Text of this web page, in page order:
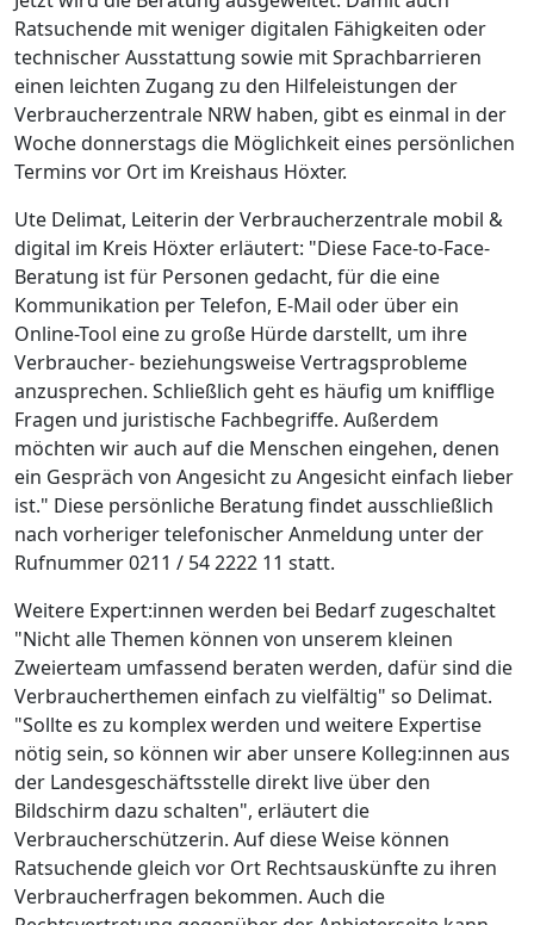
Ratsuchende mit weniger digitalen Fähigkeiten oder
technischer Ausstattung sowie mit Sprachbarrieren
einen leichten Zugang zu den Hilfeleistungen der
Verbraucherzentrale NRW haben, gibt es einmal in der
Woche donnerstags die Möglichkeit eines persönlichen
Termins vor Ort im Kreishaus Höxter.
Ute Delimat, Leiterin der Verbraucherzentrale mobil &
digital im Kreis Höxter erläutert: "Diese Face-to-Face-
Beratung ist für Personen gedacht, für die eine
Kommunikation per Telefon, E-Mail oder über ein
Online-Tool eine zu große Hürde darstellt, um ihre
Verbraucher- beziehungsweise Vertragsprobleme
anzusprechen. Schließlich geht es häufig um knifflige
Fragen und juristische Fachbegriffe. Außerdem
möchten wir auch auf die Menschen eingehen, denen
ein Gespräch von Angesicht zu Angesicht einfach lieber
ist." Diese persönliche Beratung findet ausschließlich
nach vorheriger telefonischer Anmeldung unter der
Rufnummer 0211 / 54 2222 11 statt.
Weitere Expert:innen werden bei Bedarf zugeschaltet
"Nicht alle Themen können von unserem kleinen
Zweierteam umfassend beraten werden, dafür sind die
Verbraucherthemen einfach zu vielfältig" so Delimat.
"Sollte es zu komplex werden und weitere Expertise
nötig sein, so können wir aber unsere Kolleg:innen aus
der Landesgeschäftsstelle direkt live über den
Bildschirm dazu schalten", erläutert die
Verbraucherschützerin. Auf diese Weise können
Ratsuchende gleich vor Ort Rechtsauskünfte zu ihren
Verbraucherfragen bekommen. Auch die